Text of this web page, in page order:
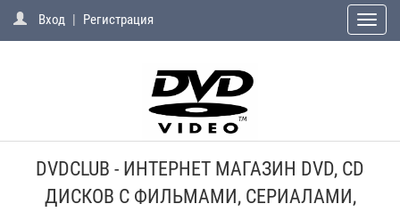
Вход | Регистрация
Toggle
DVDCLUB - ИНТЕРНЕТ МАГАЗИН DVD, CD
ДИСКОВ С ФИЛЬМАМИ, СЕРИАЛАМИ,